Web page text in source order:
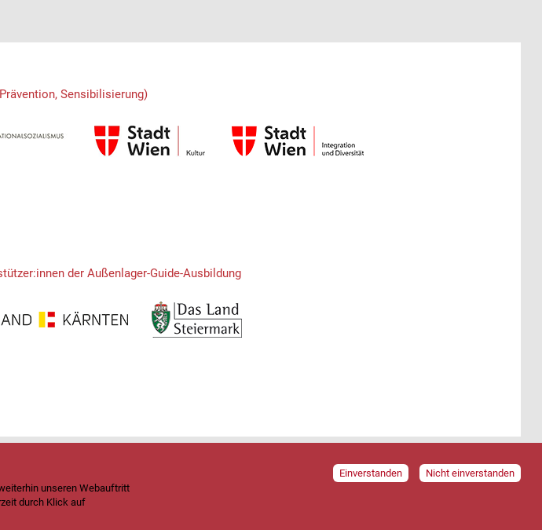
Sensibilisierung)
der Außenlager-Guide-Ausbildung
unseren Webauftritt
durch Klick auf
Einverstanden Nicht einverstanden